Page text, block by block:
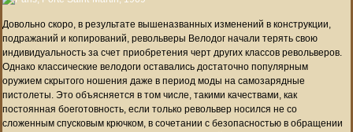
Довольно скоро, в результате вышеназванных изменений в конструкции,
подражаний и копирований, револьверы Велодог начали терять свою
индивидуальность за счет приобретения черт других классов револьверов.
Однако классические велодоги оставались достаточно популярным
оружием скрытого ношения даже в период моды на самозарядные
пистолеты. Это объясняется в том числе, такими качествами, как
постоянная боеготовность, если только револьвер носился не со
сложенным спусковым крючком, в сочетании с безопасностью в обращении